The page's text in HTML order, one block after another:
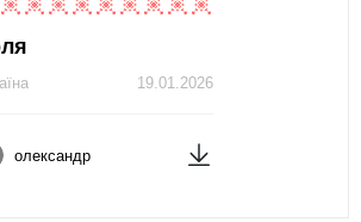
19.01.2026
олександр